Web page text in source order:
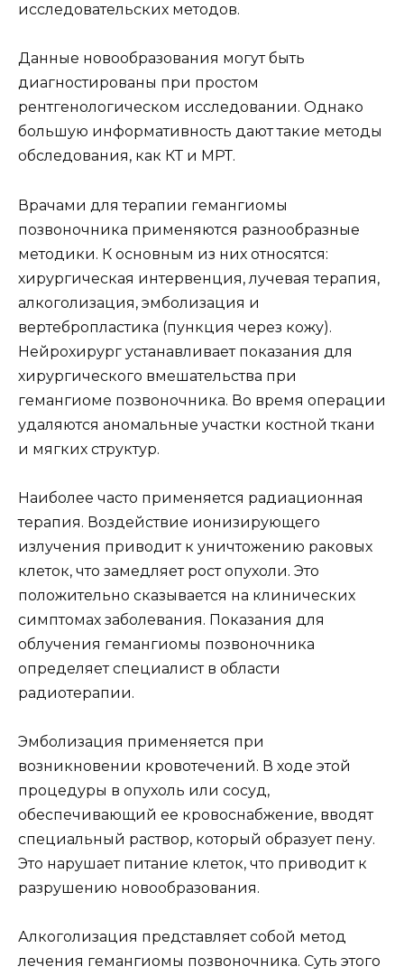
исследовательских методов.
Данные новообразования могут быть
диагностированы при простом
рентгенологическом исследовании. Однако
большую информативность дают такие методы
обследования, как КТ и МРТ.
Врачами для терапии гемангиомы
позвоночника применяются разнообразные
методики. К основным из них относятся:
хирургическая интервенция, лучевая терапия,
алкоголизация, эмболизация и
вертебропластика (пункция через кожу).
Нейрохирург устанавливает показания для
хирургического вмешательства при
гемангиоме позвоночника. Во время операции
удаляются аномальные участки костной ткани
и мягких структур.
Наиболее часто применяется радиационная
терапия. Воздействие ионизирующего
излучения приводит к уничтожению раковых
клеток, что замедляет рост опухоли. Это
положительно сказывается на клинических
симптомах заболевания. Показания для
облучения гемангиомы позвоночника
определяет специалист в области
радиотерапии.
Эмболизация применяется при
возникновении кровотечений. В ходе этой
процедуры в опухоль или сосуд,
обеспечивающий ее кровоснабжение, вводят
специальный раствор, который образует пену.
Это нарушает питание клеток, что приводит к
разрушению новообразования.
Алкоголизация представляет собой метод
лечения гемангиомы позвоночника. Суть этого